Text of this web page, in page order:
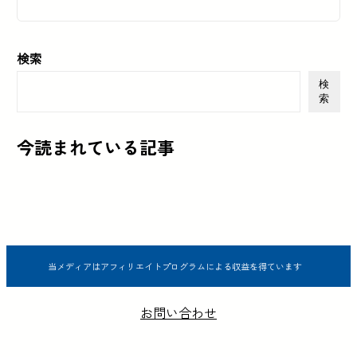
検索
検
索
今読まれている記事
当メディアはアフィリエイトプログラムによる収益を得ています
お問い合わせ